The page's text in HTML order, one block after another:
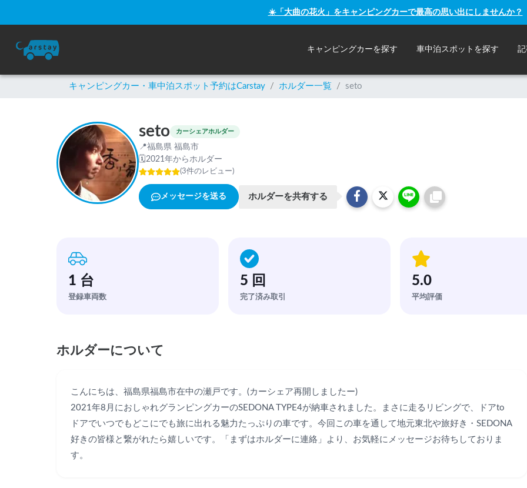
☀️「大曲の花火」をキャンピングカーで最高の思い出にしませんか？
キャンピングカーを探す 車中泊スポットを探す
キャンピングカー・車中泊スポット予約はCarstay / ホルダー一覧 / seto
seto カーシェアホルダー
📍福島県 福島市
🗓2021年からホルダー
(3件のレビュー)
メッセージを送る ホルダーを共有する
1 台
登録車両数
5 回
完了済み取引
5.0
平均評価
ホルダーについて
こんにちは、福島県福島市在中の瀬戸です。(カーシェア再開しましたー)
2021年8月におしゃれグランピングカーのSEDONA TYPE4が納車されました。まさに走るリビングで、ドアto
ドアでいつでもどこにでも旅に出れる魅力たっぷりの車です。今回この車を通して地元東北や旅好き・SEDONA
好きの皆様と繋がれたら嬉しいです。「まずはホルダーに連絡」より、お気軽にメッセージお待ちしておりま
す。